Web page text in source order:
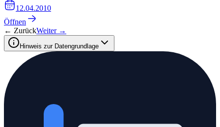
12.04.2010
Öffnen
← ZurückWeiter →
Hinweis zur Datengrundlage